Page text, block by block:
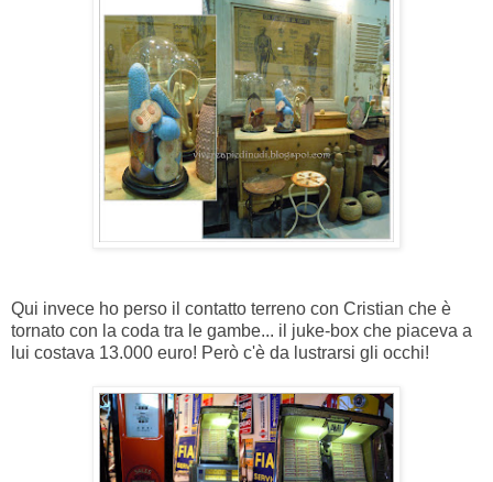
Qui invece ho perso il contatto terreno con Cristian che è
tornato con la coda tra le gambe... il juke-box che piaceva a
lui costava 13.000 euro! Però c'è da lustrarsi gli occhi!